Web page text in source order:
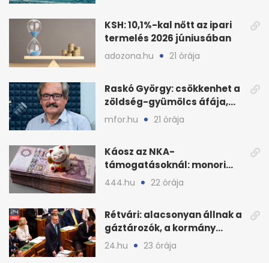
KSH: 10,1%-kal nőtt az ipari
termelés 2026 júniusában
adozona.hu 21 órája
Raskó György: csökkenhet a
zöldség-gyümölcs áfája,
bajban a kukorica
mfor.hu 21 órája
Káosz az NKA-
támogatásoknál: monori
civilek elszámolásai és
444.hu 22 órája
Rétvári: alacsonyan állnak a
gáztározók, a kormány
válságról válságra jut
24.hu 23 órája